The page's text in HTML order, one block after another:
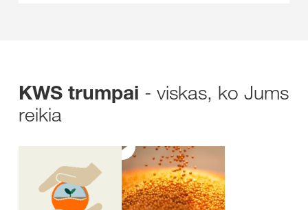
KWS trumpai - viskas, ko Jums
reikia